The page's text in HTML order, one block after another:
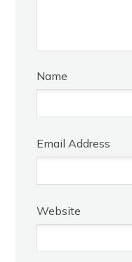
Name
Email Address
Website